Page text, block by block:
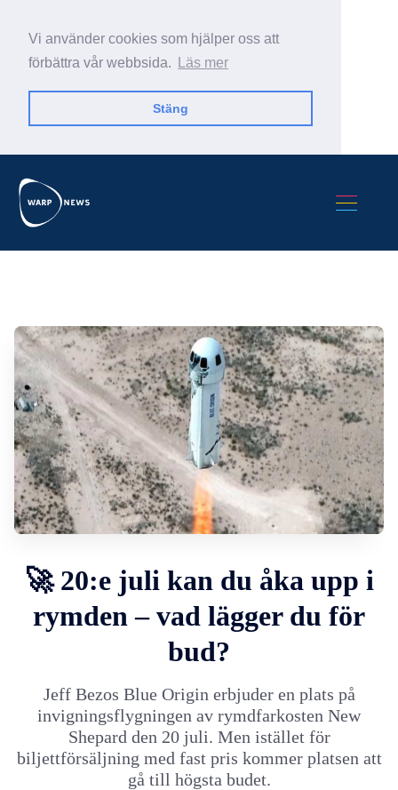
Vi använder cookies som hjälper oss att
förbättra vår webbsida.
Läs mer
Stäng
🚀 20:e juli kan du åka upp i
rymden – vad lägger du för
bud?
Jeff Bezos Blue Origin erbjuder en plats på
invigningsflygningen av rymdfarkosten New
Shepard den 20 juli. Men istället för
biljettförsäljning med fast pris kommer platsen att
gå till högsta budet.